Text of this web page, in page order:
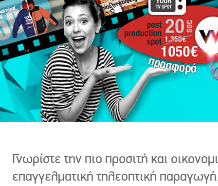
Γνωρίστε την πιο προσιτή και
επαγγελματική τηλεοπτική